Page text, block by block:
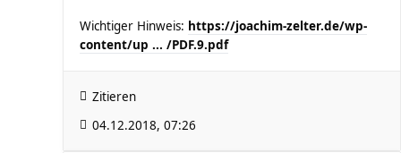
Wichtiger Hinweis: https://joachim-zelter.de/wp-
content/up ... /PDF.9.pdf
Zitieren
04.12.2018, 07:26